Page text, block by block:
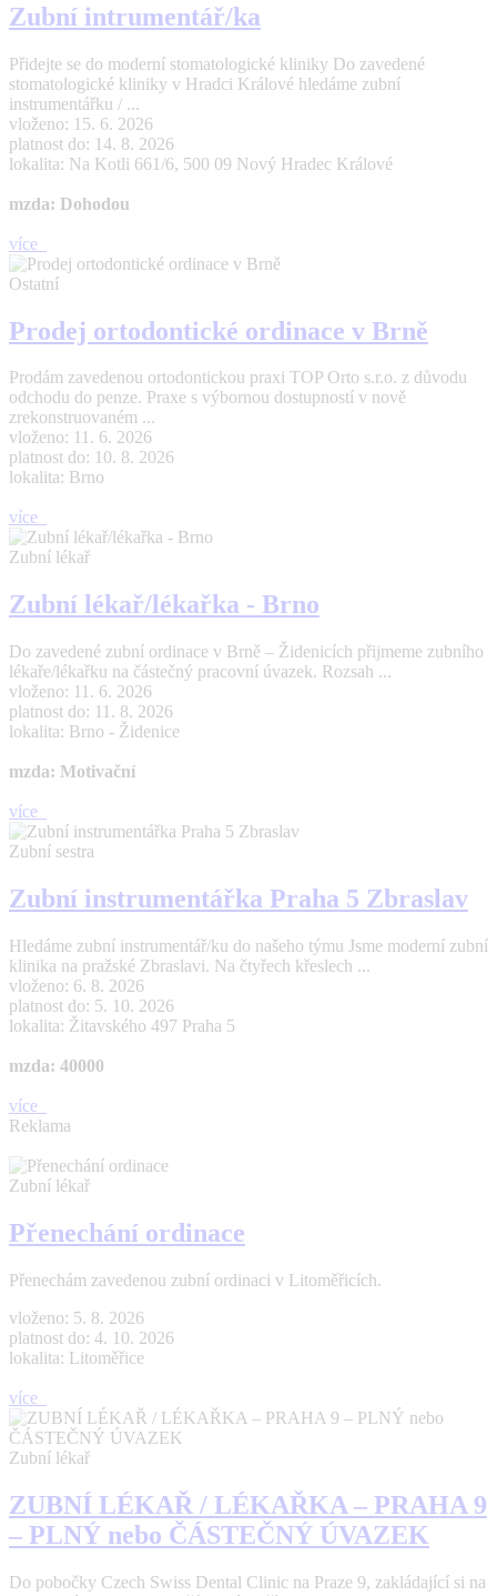
Zubní intrumentář/ka
Přidejte se do moderní stomatologické kliniky Do zavedené
stomatologické kliniky v Hradci Králové hledáme zubní
instrumentářku / ...
vloženo: 15. 6. 2026
platnost do: 14. 8. 2026
lokalita: Na Kotli 661/6, 500 09 Nový Hradec Králové
mzda: Dohodou
více
Ostatní
Prodej ortodontické ordinace v Brně
Prodám zavedenou ortodontickou praxi TOP Orto s.r.o. z důvodu
odchodu do penze. Praxe s výbornou dostupností v nově
zrekonstruovaném ...
vloženo: 11. 6. 2026
platnost do: 10. 8. 2026
lokalita: Brno
více
Zubní lékař
Zubní lékař/lékařka - Brno
Do zavedené zubní ordinace v Brně – Židenicích přijmeme zubního
lékaře/lékařku na částečný pracovní úvazek. Rozsah ...
vloženo: 11. 6. 2026
platnost do: 11. 8. 2026
lokalita: Brno - Židenice
mzda: Motivační
více
Zubní sestra
Zubní instrumentářka Praha 5 Zbraslav
Hledáme zubní instrumentář/ku do našeho týmu Jsme moderní zubní
klinika na pražské Zbraslavi. Na čtyřech křeslech ...
vloženo: 6. 8. 2026
platnost do: 5. 10. 2026
lokalita: Žitavského 497 Praha 5
mzda: 40000
více
Reklama
Zubní lékař
Přenechání ordinace
Přenechám zavedenou zubní ordinaci v Litoměřicích.
vloženo: 5. 8. 2026
platnost do: 4. 10. 2026
lokalita: Litoměřice
více
Zubní lékař
ZUBNÍ LÉKAŘ / LÉKAŘKA – PRAHA 9
– PLNÝ nebo ČÁSTEČNÝ ÚVAZEK
Do pobočky Czech Swiss Dental Clinic na Praze 9, zakládající si na